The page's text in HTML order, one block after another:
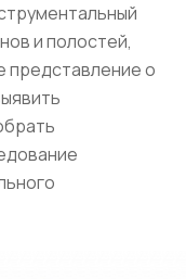
и полостей,
представление о